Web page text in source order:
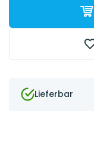
Lieferbar